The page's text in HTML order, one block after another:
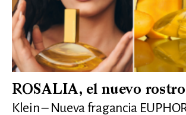
ROSALIA, el nuevo
Klein – Nueva fragancia